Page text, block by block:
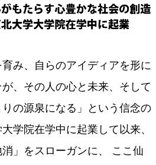
み、自らのアイディアを形に
、その人の心と未来、そして
の源泉になる」という信念の
学院在学中に起業して以来、
消」をスローガンに、 ここ仙